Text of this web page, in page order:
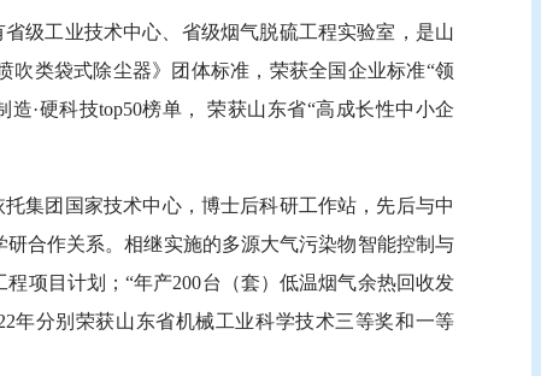
级工业技术中心、省级烟气脱硫工程实验室，是山
吹类袋式除尘器》团体标准，荣获全国企业标准“领
造·硬科技top50榜单， 荣获山东省“高成长性中小企
集团国家技术中心，博士后科研工作站，先后与中
合作关系。相继实施的多源大气污染物智能控制与
程项目计划；“年产200台（套）低温烟气余热回收发
年分别荣获山东省机械工业科学技术三等奖和一等